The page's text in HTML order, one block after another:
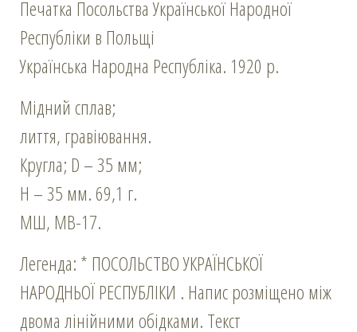
Печатка Посольства Української Народної
Республіки в Польщі
Українська Народна Республіка. 1920 р.
Мідний сплав;
лиття, гравіювання.
Кругла; D – 35 мм;
Н – 35 мм. 69,1 г.
МШ, МВ-17.
Легенда: * ПОСОЛЬСТВО УКРАЇНСЬКОЇ
НАРОДНЬОЇ РЕСПУБЛІКИ . Напис розміщено між
двома лінійними обідками. Текст